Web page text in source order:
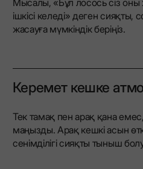
ішкісі келеді» деген сияқты,
жасауға мүмкіндік беріңіз.
Керемет кешке
Тек тамақ пен арақ қана
маңызды. Арақ кешкі асын
сенімділігі сияқты тыныш